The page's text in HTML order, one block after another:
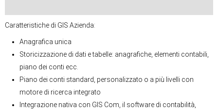
Caratteristiche di GIS Azienda:
Anagrafica unica
Storicizzazione di dati e tabelle: anagrafiche, elementi contabili,
piano dei conti ecc.
Piano dei conti standard, personalizzato o a più livelli con
motore di ricerca integrato
Integrazione nativa con GIS Com, il software di contabilità,